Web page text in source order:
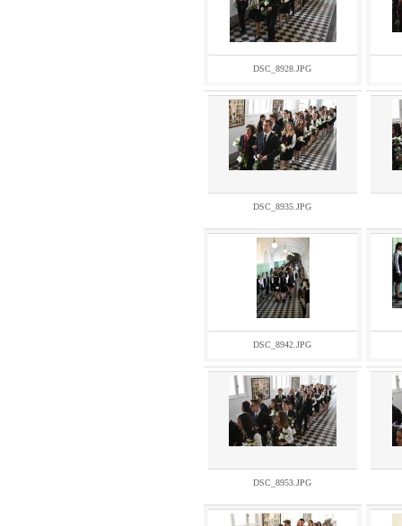
DSC_8928.JPG
DSC_8935.JPG
DSC_8942.JPG
DSC_8953.JPG